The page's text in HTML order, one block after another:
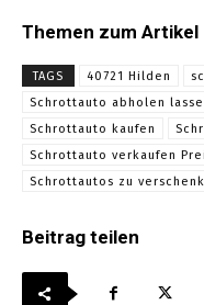
Themen zum Artikel
TAGS 40721 Hilden
Schrottauto abholen
Schrottauto kaufen
Schrottauto verkaufen
Schrottautos zu
Beitrag teilen